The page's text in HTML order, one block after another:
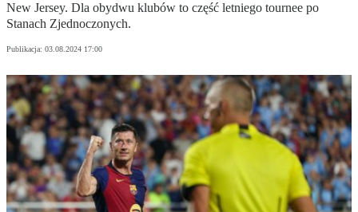
New Jersey. Dla obydwu klubów to część letniego tournee po
Stanach Zjednoczonych.
Publikacja: 03.08.2024 17:00